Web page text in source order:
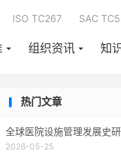
组织资讯 知
ISO TC267 SAC
热门文章
全球医院设施管理发展史
2026-05-25